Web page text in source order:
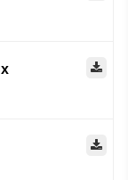
нейросеть